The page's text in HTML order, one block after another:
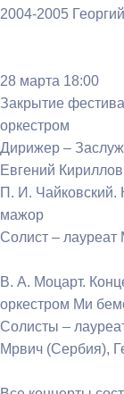
2004-2005
28 марта 18:00
Закрытие
оркестром
Дирижер –
Евгений Кириллов
П. И. Чайковский.
мажор
Солист – лауреат
В. А. Моцарт.
оркестром Ми
Солисты –
Мрвич (Сербия),